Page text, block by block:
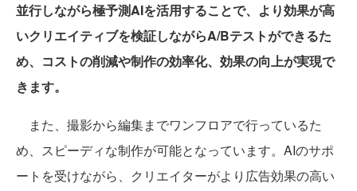
並行しながら極予測AIを活用することで、より効果が高
いクリエイティブを検証しながらA/Bテストができるた
め、コストの削減や制作の効率化、効果の向上が実現で
きます。
また、撮影から編集までワンフロアで行っているた
め、スピーディな制作が可能となっています。AIのサポ
ートを受けながら、クリエイターがより広告効果の高い